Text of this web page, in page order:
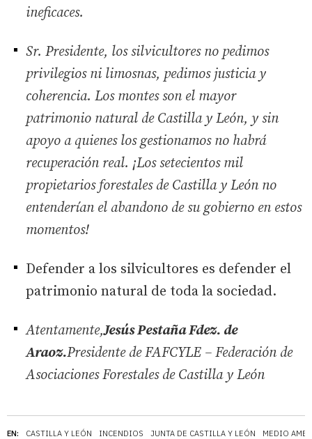
EN: CASTILLA Y LEÓN INCENDIOS JUNTA DE CASTILLA Y LEÓN MEDIO
ineficaces.
Sr. Presidente, los silvicultores no pedimos
privilegios ni limosnas, pedimos justicia y
coherencia. Los montes son el mayor
patrimonio natural de Castilla y León, y sin
apoyo a quienes los gestionamos no habrá
recuperación real. ¡Los setecientos mil
propietarios forestales de Castilla y León no
entenderían el abandono de su gobierno en estos
momentos!
Defender a los silvicultores es defender el
patrimonio natural de toda la sociedad.
Atentamente,Jesús Pestaña Fdez. de
Araoz.Presidente de FAFCYLE – Federación de
Asociaciones Forestales de Castilla y León